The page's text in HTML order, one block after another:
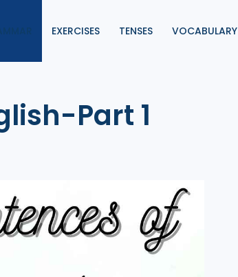
EXERCISES TENSES VOCABULARY
Part 1